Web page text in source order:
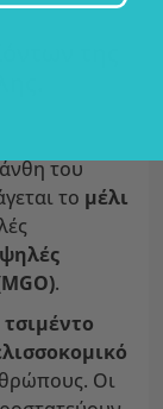
του
το μέλι
.
Οι